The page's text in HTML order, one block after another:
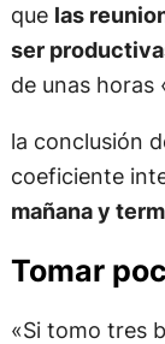
que las
ser
de unas horas
la conclusión
coeficiente
mañana y
Tomar
«Si tomo tres